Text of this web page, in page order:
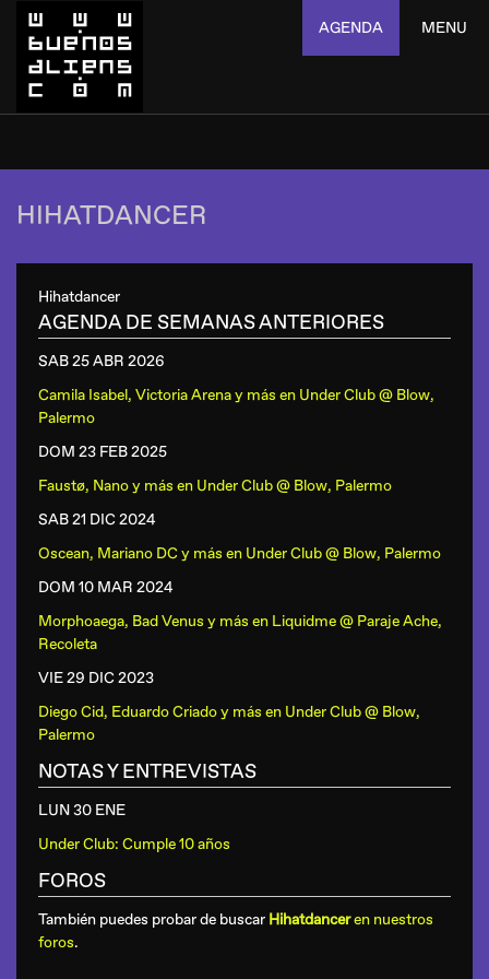
AGENDA MENU
HIHATDANCER
Hihatdancer
AGENDA DE SEMANAS ANTERIORES
SAB 25 ABR 2026
Camila Isabel, Victoria Arena y más en Under Club @ Blow,
Palermo
DOM 23 FEB2025
Faustø, Nano y más en Under Club @ Blow, Palermo
SAB 21 DIC 2024
Oscean, Mariano DC y más en Under Club @ Blow, Palermo
DOM 10 MAR 2024
Morphoaega, Bad Venus y más en Liquidme @ Paraje Ache,
Recoleta
VIE 29 DIC 2023
Diego Cid, Eduardo Criado y más en Under Club @ Blow,
Palermo
NOTAS Y ENTREVISTAS
LUN 30 ENE
Under Club: Cumple 10 años
FOROS
También puedes probar de buscar Hihatdanceren nuestros
foros.